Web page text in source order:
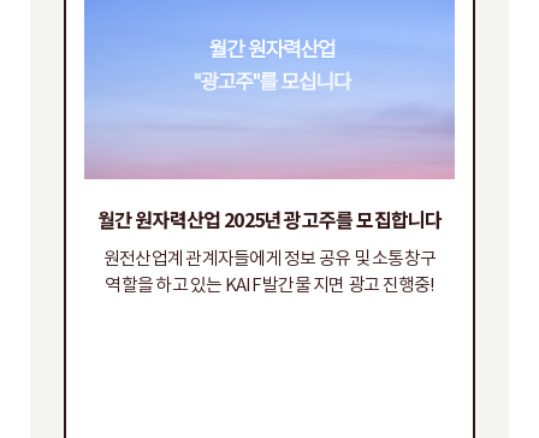
월간 원자력산업 2025년 광고주를 모집합니다
원전산업계 관계자들에게 정보 공유 및 소통창구
역할을 하고 있는 KAIF 발간물 지면 광고 진행중!